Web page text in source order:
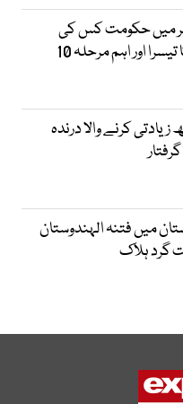
میں حکومت کس کی
ہوگی؟ انتخابات کا تیسرا اور اہم مرحلہ 10
کرنے والا درندہ
: بلوچستان میں فتنہ الہندوستان